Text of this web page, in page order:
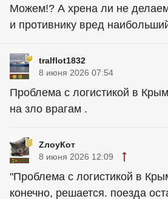
Можем!? А хрена ли не
и противнику вред
tralflot1832
8 июня 2026 07:54
Проблема с логистикой в
на зло врагам .
ZлоyКот
8 июня 2026 12:09
"Проблема с логистикой в
конечно, решается. поезда